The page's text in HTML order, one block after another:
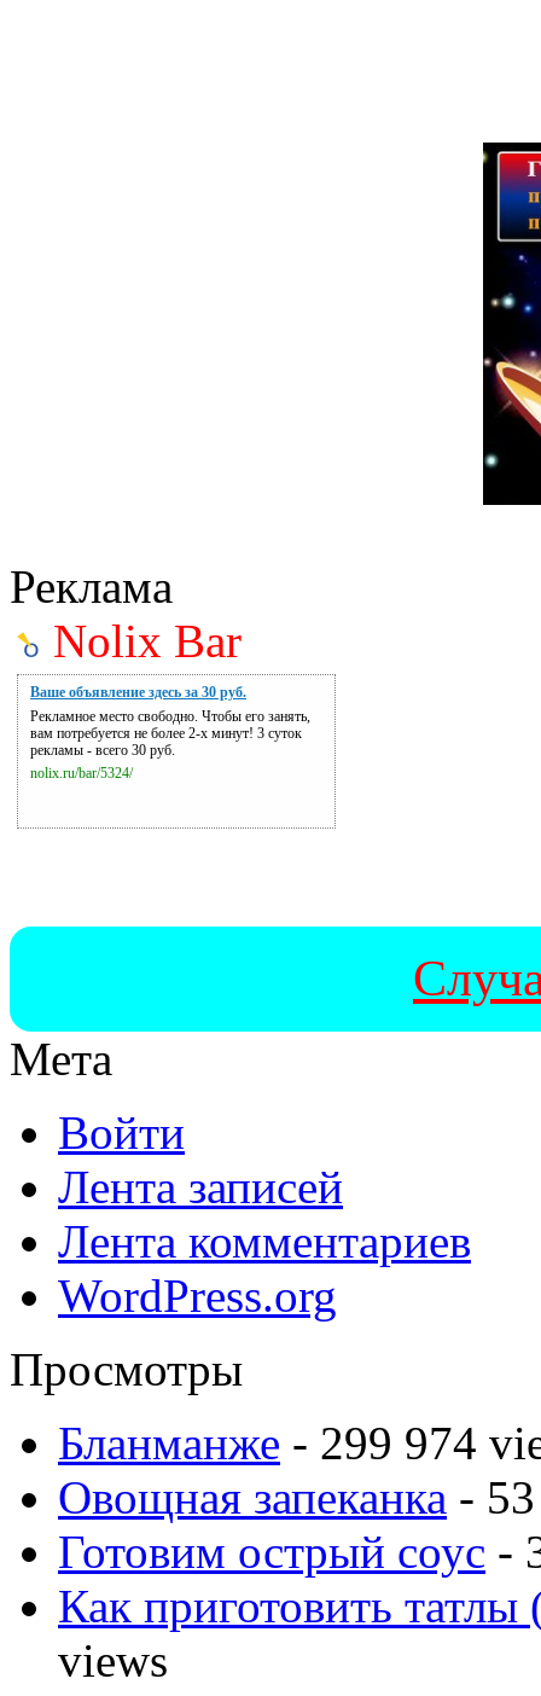
Реклама
Nolix Bar
Ваше объявление здесь за 30 руб.
Рекламное место свободно. Чтобы его занять,
вам потребуется не более 2-х минут! 3 суток
рекламы - всего 30 руб.
nolix.ru/bar/5324/
Мета
Войти
Лента записей
Лента комментариев
WordPress.org
Просмотры
Бланманже - 299 974
Овощная запеканка -
Готовим острый соус -
Как приготовить татлы
views